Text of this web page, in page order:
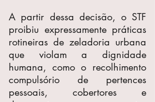
A partir dessa decisão, o STF
proibiu expressamente práticas
rotineiras de zeladoria urbana
que violam a dignidade
humana, como o recolhimento
compulsório de pertences
pessoais, cobertores e